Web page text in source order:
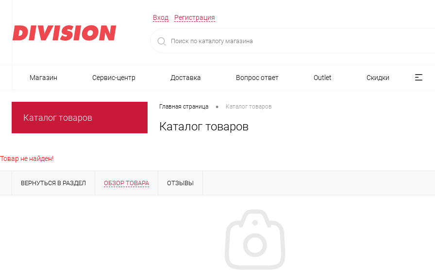
Вход Регистрация
Магазин Сервис-центр Доставка Вопрос ответ Outlet Скидки
Каталог товаров
Главная страница • Каталог товаров
Каталог товаров
Товар не найден!
ВЕРНУТЬСЯ В РАЗДЕЛ ОБЗОР ТОВАРА ОТЗЫВЫ